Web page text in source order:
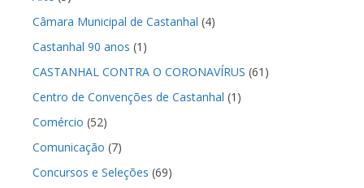
Câmara Municipal de Castanhal (4)
Castanhal 90 anos (1)
CASTANHAL CONTRA O CORONAVÍRUS (61)
Centro de Convenções de Castanhal (1)
Comércio (52)
Comunicação (7)
Concursos e Seleções (69)